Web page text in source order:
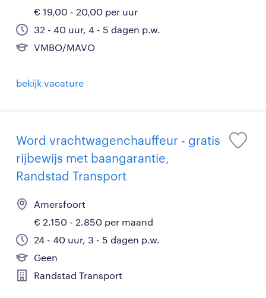
€ 19,00 - 20,00 per uur
32 - 40 uur, 4 - 5 dagen p.w.
VMBO/MAVO
bekijk vacature
Word vrachtwagenchauffeur - gratis
rijbewijs met baangarantie,
Randstad Transport
Amersfoort
€ 2.150 - 2.850 per maand
24 - 40 uur, 3 - 5 dagen p.w.
Geen
Randstad Transport